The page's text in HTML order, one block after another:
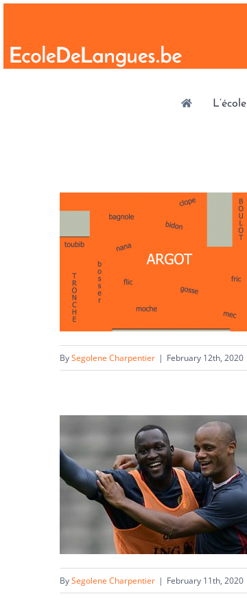
content
L’école
BySegolene Charpentier | February 12th, 2020
BySegolene Charpentier | February 11th, 2020